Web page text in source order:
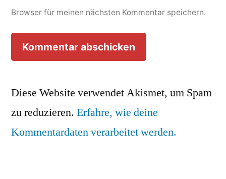
Browser für meinen nächsten Kommentar speichern.
Diese Website verwendet Akismet, um Spam
zu reduzieren. Erfahre, wie deine
Kommentardaten verarbeitet werden.